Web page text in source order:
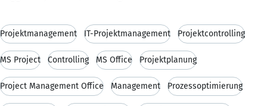
Projektmanagement IT-Projektmanagement Projektcontrolling
MS Project Controlling MS Office Projektplanung
Project Management Office Management Prozessoptimierung